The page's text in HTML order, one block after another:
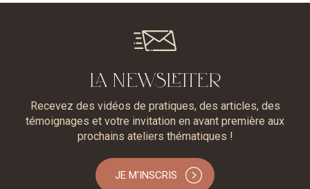
LA NEWSLETTER
Recevez des vidéos de pratiques, des articles, des
témoignages et votre invitation en avant première aux
prochains ateliers thématiques !
JE M'INSCRIS